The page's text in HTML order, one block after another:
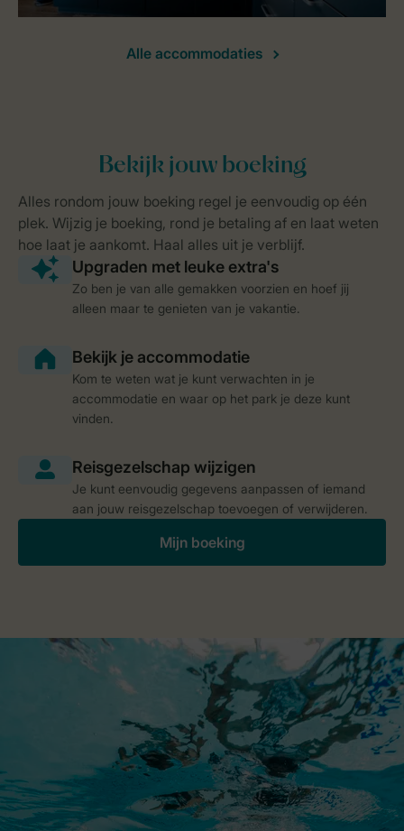
Alle accommodaties
Zo ben je van alle gemakken voorzien en hoef jij
alleen maar te genieten van je vakantie.
Kom te weten wat je kunt verwachten in je
accommodatie en waar op het park je deze kunt
vinden.
Je kunt eenvoudig gegevens aanpassen of iemand
aan jouw reisgezelschap toevoegen of verwijderen.
Mijn boeking